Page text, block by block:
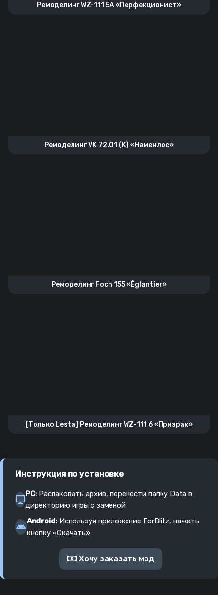
Ремоделинг WZ-111 5A «Перфекционист»
Ремоделинг VK 72.01 (K) «Наменлос»
Ремоделинг Foch 155 «Églantier»
[Только Lesta] Ремоделинг WZ-111 6 «Призрак»
Инструкция по установке
PC: Распаковать архив, перенести папку Data в
директорию игры с заменой
Android: Используя приложение ForBlitz, нажать
кнопку «Скачать»
Хочу заказать мод